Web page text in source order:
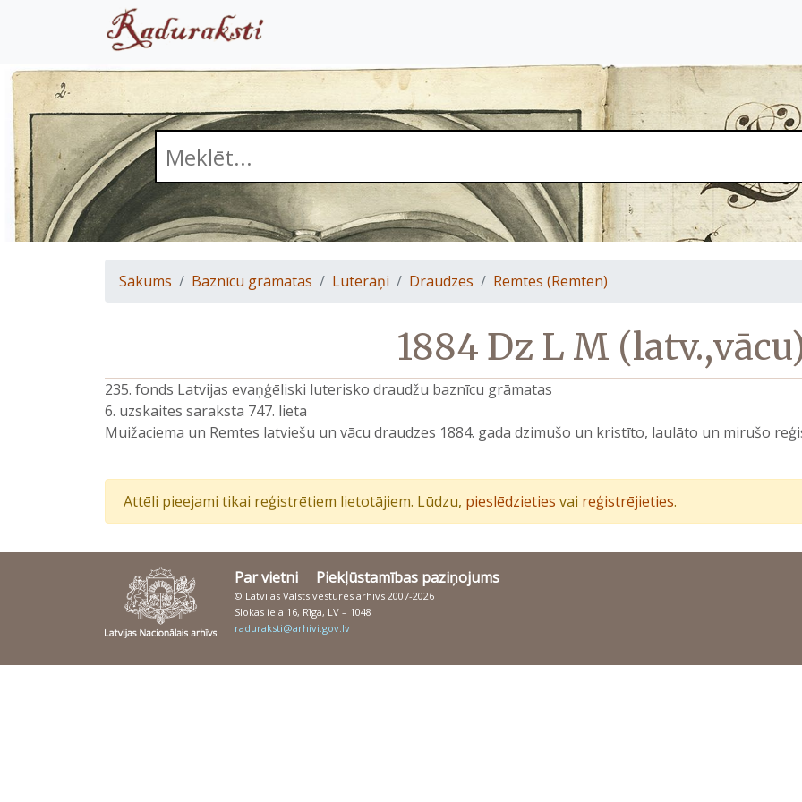
Sākums Baznīcu grāmatas Luterāņi Draudzes Remtes (Remten)
1884 Dz L M
235. fonds Latvijas evaņģēliski luterisko draudžu baznīcu grāmatas
6. uzskaites saraksta 747. lieta
Muižaciema un Remtes latviešu un vācu draudzes 1884. gada dzimušo un kristīto, laulāto un mirušo
Attēli pieejami tikai reģistrētiem lietotājiem. Lūdzu, pieslēdzieties vai reģistrējieties.
Par vietni Piekļūstamības paziņojums
© Latvijas Valsts vēstures arhīvs 2007-2026
Slokas iela 16, Rīga, LV – 1048
raduraksti@arhivi.gov.lv